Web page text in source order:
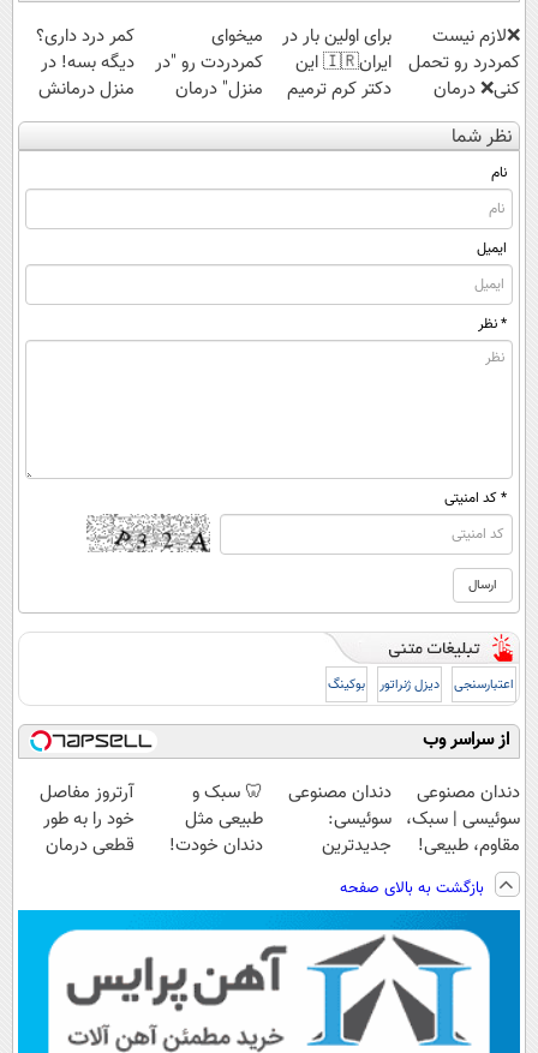
❌لازم نیست
کمردرد رو تحمل
کنی❌ درمان
بدون جراحی و
قرص
(پرسشنامه)
برای اولین بار در
ایران🇮🇷 این
دکتر کرم ترمیم
کننده 23 روزه
ساخت!
میخوای
کمردردت رو "در
منزل" درمان
کنی؟ (◂فیلم +
◂پرسش‌نامه)
کمر درد داری؟
دیگه بسه! در
منزل درمانش
کن
(◀پرسش‌نامه)
نظر شما
نام
ایمیل
* نظر
* کد امنیتی
اعتبارسنجی دیزل ژنراتور بوکینگ
از سراسر وب
دندان مصنوعی
سوئیسی | سبک،
مقاوم، طبیعی!
ویزیت
رایگان+پرداخت
اقساطی😍
دندان مصنوعی
سوئیسی:
جدیدترین
سبک و مقاوم |
پرداخت قسطی
🦷 سبک و
طبیعی مثل
دندان خودت!
💳 📍 تهران
آرتروز مفاصل
خود را به طور
قطعی درمان
بازگشت به بالای صفحه